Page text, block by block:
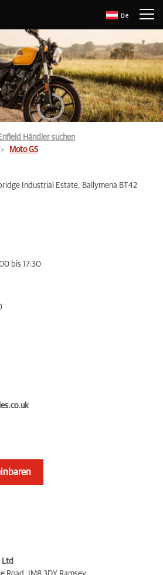
De
Händler suchen
Moto GS
Industrial Estate, Ballymena BT42
bis 17:30
Ltd